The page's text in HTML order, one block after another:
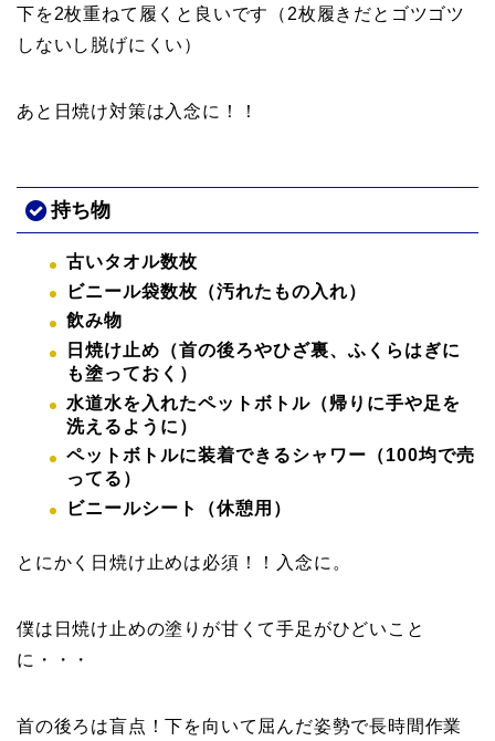
下を2枚重ねて履くと良いです（2枚履きだとゴツゴツ
しないし脱げにくい）
あと日焼け対策は入念に！！
持ち物
古いタオル数枚
ビニール袋数枚（汚れたもの入れ）
飲み物
日焼け止め（首の後ろやひざ裏、ふくらはぎに
も塗っておく）
水道水を入れたペットボトル（帰りに手や足を
洗えるように）
ペットボトルに装着できるシャワー（100均で売
ってる）
ビニールシート（休憩用）
とにかく日焼け止めは必須！！入念に。
僕は日焼け止めの塗りが甘くて手足がひどいこと
に・・・
首の後ろは盲点！下を向いて屈んだ姿勢で長時間作業